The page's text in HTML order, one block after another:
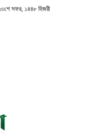
সফর, ১৪৪৮ হিজরী